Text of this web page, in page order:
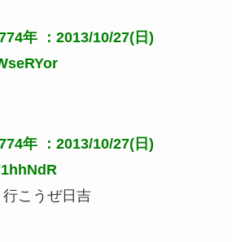
年
：2013/10/27(日)
年
：2013/10/27(日)
こうぜ日吉